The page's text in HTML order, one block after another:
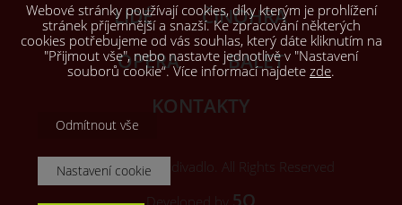
LIDÉ
ČINOHRA
OPERA
BALET
KONTAKTY
© 2026, Šaldovo divadlo. All Rights Reserved
Webové stránky používají cookies, díky kterým je prohlížení
stránek příjemnější a snazší. Ke zpracování některých
cookies potřebujeme od vás souhlas, který dáte kliknutím na
"Přijmout vše", nebo nastavte jednotlivě v "Nastavení
souborů cookie“. Více informací najdete zde.
Odmítnout vše
Nastavení cookie